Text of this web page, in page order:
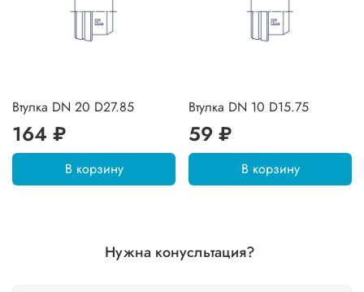
Втулка DN 20 D27.85
164 ₽
В корзину
Втулка DN 10 D15.75
59 ₽
В корзину
Нужна конусльтация?